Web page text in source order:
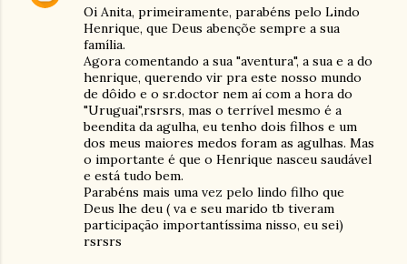
Oi Anita, primeiramente, parabéns pelo Lindo
Henrique, que Deus abençõe sempre a sua
família.
Agora comentando a sua "aventura", a sua e a do
henrique, querendo vir pra este nosso mundo
de dôido e o sr.doctor nem aí com a hora do
"Uruguai",rsrsrs, mas o terrível mesmo é a
beendita da agulha, eu tenho dois filhos e um
dos meus maiores medos foram as agulhas. Mas
o importante é que o Henrique nasceu saudável
e está tudo bem.
Parabéns mais uma vez pelo lindo filho que
Deus lhe deu ( va e seu marido tb tiveram
participação importantíssima nisso, eu sei)
rsrsrs